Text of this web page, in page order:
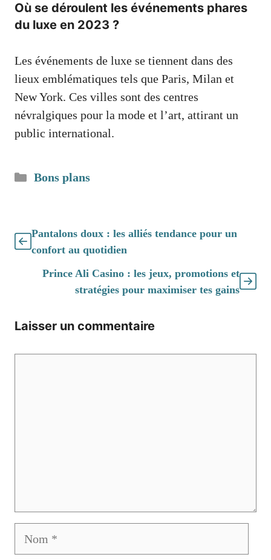
Où se déroulent les événements phares
du luxe en 2023 ?
Les événements de luxe se tiennent dans des
lieux emblématiques tels que Paris, Milan et
New York. Ces villes sont des centres
névralgiques pour la mode et l’art, attirant un
public international.
Catégories
Bons plans
Pantalons doux : les alliés tendance pour un
confort au quotidien
Prince Ali Casino : les jeux, promotions et
stratégies pour maximiser tes gains
Laisser un commentaire